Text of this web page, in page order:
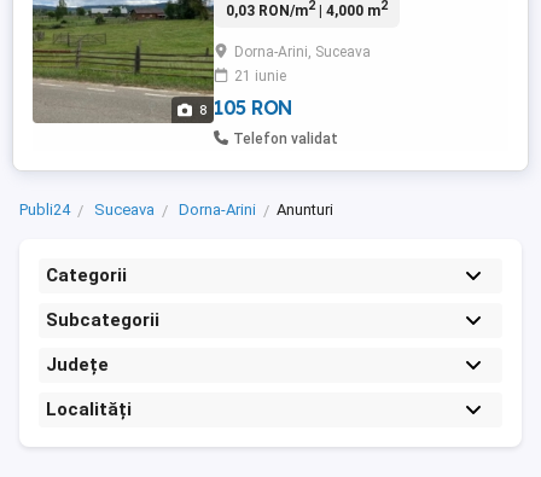
8
Domnului, 300 metri de Primaria Dorna
deschidere 31 m la sosea (DN17B Vatra
Dornei- Brosteni-Poiana Largului)
,electricitate, apa si canalizarea la limita ...
0,03 RON/m2| 4,000 m2
Dorna-Arini, Suceava
21 iunie
105 RON
Telefon validat
Publi24 Suceava Dorna-Arini Anunturi
Categorii
Subcategorii
Județe
Localități